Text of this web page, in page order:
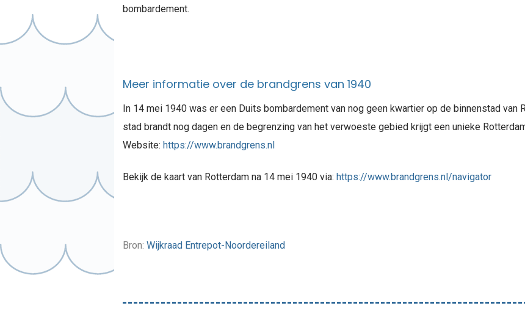
bombardement.
Meer informatie over de brandgrens van 1940
In 14 mei 1940 was er een Duits bombardement van nog geen kwartier op de binnenstad van
stad brandt nog dagen en de begrenzing van het verwoeste gebied krijgt een unieke
Website: https://www.brandgrens.nl
Bekijk de kaart van Rotterdam na 14 mei 1940 via: https://www.brandgrens.nl/navigator
Bron: Wijkraad Entrepot-Noordereiland